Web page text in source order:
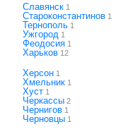
Славянск 1
Староконстантинов 1
Тернополь 1
Ужгород 1
Феодосия 1
Харьков 12
Херсон 1
Хмельник 1
Хуст 1
Черкассы 2
Чернигов 1
Черновцы 1